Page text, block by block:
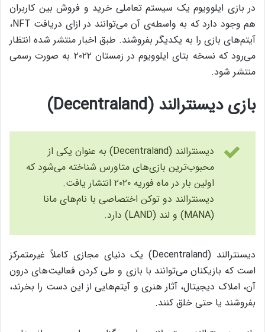
در بازی ایلوویوم یک سیستم تعاملی خرید و فروش بین کاربران
هم وجود دارد که به واسطه‌ی آن می‌توانند در ازای دریافت NFT،
آیتم‌های بازی را به یکدیگر بفروشند. طبق اخبار منتشر شده انتظار
می‌رود که نسخه‌ بتای ایلوویوم در زمستان ۲۰۲۲ به صورت رسمی
منتشر شود.
بازی دیسنترالند (Decentraland)
دیسنترالند (Decentraland) به عنوان یکی از
محبوب‌ترین بازی‌های متاورس شناخته می‌شود که
اولین بار در ماه فوریه ۲۰۲۰ انتشار یافت.
دیسنترالند دو توکن اختصاصی با نام‌های مانا
(MANA) و لند (LAND) دارد.
دیسنترالند (Decentraland) یک دنیای مجازی کاملاً غیرمتمرکز
است که بازیکنان می‌توانند با بازی و طی کردن فعالیت‌های درون
آن، املاک دیجیتال، آثار هنری و آیتم‌هایی از این دست را بخرند،
بفروشند یا حتی خلق کنند.